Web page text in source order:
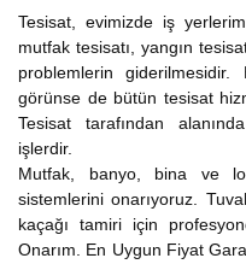
Tesisat, evimizde iş
mutfak tesisatı, yangın
problemlerin
görünse de bütün tesisat
Tesisat tarafından
işlerdir.
Mutfak, banyo, bina ve
sistemlerini onarıyoruz.
kaçağı tamiri için
Onarım. En Uygun Fiyat